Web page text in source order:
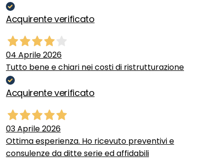
Acquirente verificato
04 Aprile 2026
Tutto bene e chiari nei costi di ristrutturazione
Acquirente verificato
03 Aprile 2026
Ottima esperienza. Ho ricevuto preventivi e
consulenze da ditte serie ed affidabili